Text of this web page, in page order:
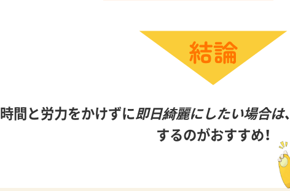
時間と労力をかけずに即日綺麗にしたい場合は、
するのがおすすめ！